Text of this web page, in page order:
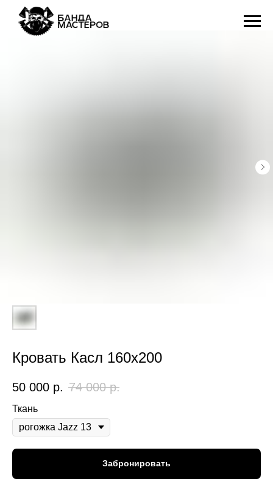
Кровать Касл 160x200
50 000 р. 74 000 р.
Ткань
Забронировать